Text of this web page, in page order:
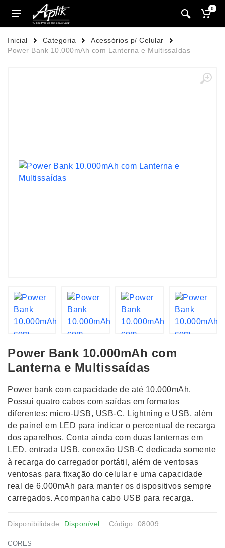
0
Inicial Categoria
Acessórios p/ Celular
Power Bank 10.000mAh com Lanterna e Multissaídas
Power Bank 10.000mAh com
Lanterna e Multissaídas
Power bank com capacidade de até 10.000mAh.
Possui quatro cabos com saídas em formatos
diferentes: micro-USB, USB-C, Lightning e USB, além
de painel em LED para indicar o percentual de recarga
dos aparelhos. Conta ainda com duas lanternas em
LED, entrada USB, conexão USB-C dedicada somente
à recarga do carregador portátil, além de ventosas
ventosas para fixação do celular e uma capacidade
real de 6.000mAh para manter os dispositivos sempre
carregados. Acompanha cabo USB para recarga.
Disponibilidade: Disponível Código: 08009
CORES